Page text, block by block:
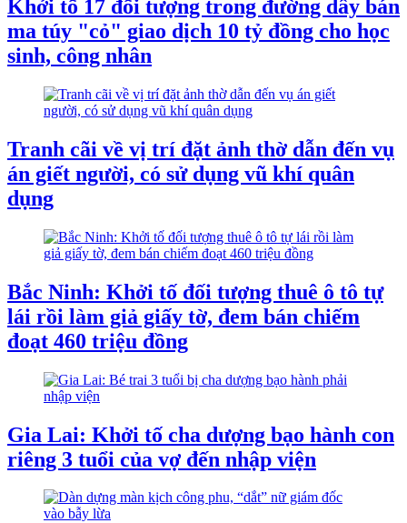
Khởi tố 17 đối tượng trong đường dây bán
ma túy "cỏ" giao dịch 10 tỷ đồng cho học
sinh, công nhân
Tranh cãi về vị trí đặt ảnh thờ dẫn đến vụ
án giết người, có sử dụng vũ khí quân
dụng
Bắc Ninh: Khởi tố đối tượng thuê ô tô tự
lái rồi làm giả giấy tờ, đem bán chiếm
đoạt 460 triệu đồng
Gia Lai: Khởi tố cha dượng bạo hành con
riêng 3 tuổi của vợ đến nhập viện